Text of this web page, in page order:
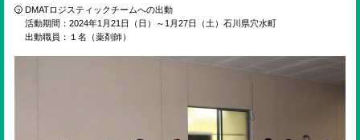
DMATロジスティックチームへの出動
活動期間：2024年1月21日（日）～1月27日（土）石川県穴水町
出動職員：１名（薬剤師）